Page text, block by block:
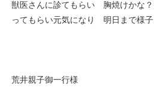
獣医さんに診てもらい 胸焼けかな
ってもらい元気になり 明日まで様
荒井親子御一行様